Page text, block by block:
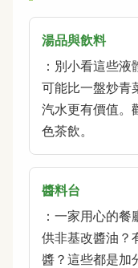
湯品與飲料
：別小看這些
可能比一盤炒青
汽水更有價值。
色茶飲。
醬料台
：一家用心的
供非基改醬油？
醬？這些都是加